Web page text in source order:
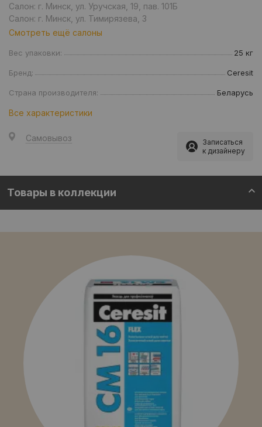
Салон: г. Минск, ул. Уручская, 19, пав. 101Б
Салон: г. Минск, ул. Тимирязева, 3
Смотреть ещё салоны
Вес упаковки: 25 кг
Бренд: Ceresit
Страна производителя: Беларусь
Все характеристики
Самовывоз
Записаться
к дизайнеру
Товары в коллекции